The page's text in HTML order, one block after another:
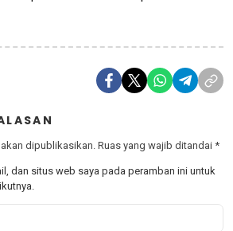
dipublikasikan. Ruas yang wajib ditandai *
dan situs web saya pada peramban ini untuk